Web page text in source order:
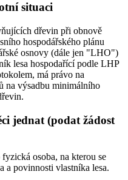
situaci
dřevin při obnově
hospodářského plánu
osnovy (dále jen "LHO")
lesa hospodařící podle LHP
má právo na
na výsadbu minimálního
jednat (podat žádost
osoba, na kterou se
a povinnosti vlastníka lesa.